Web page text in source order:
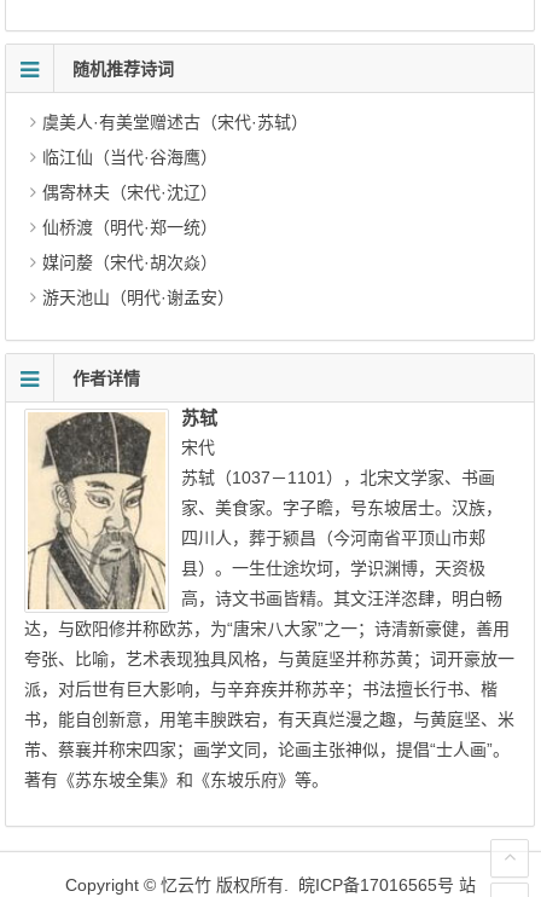
随机推荐诗词
虞美人·有美堂赠述古（宋代·苏轼）
临江仙（当代·谷海鹰）
偶寄林夫（宋代·沈辽）
仙桥渡（明代·郑一统）
媒问嫠（宋代·胡次焱）
游天池山（明代·谢孟安）
作者详情
苏轼
宋代
苏轼（1037－1101），北宋文学家、书画
家、美食家。字子瞻，号东坡居士。汉族，
四川人，葬于颍昌（今河南省平顶山市郏
县）。一生仕途坎坷，学识渊博，天资极
高，诗文书画皆精。其文汪洋恣肆，明白畅
达，与欧阳修并称欧苏，为“唐宋八大家”之一；诗清新豪健，善用
夸张、比喻，艺术表现独具风格，与黄庭坚并称苏黄；词开豪放一
派，对后世有巨大影响，与辛弃疾并称苏辛；书法擅长行书、楷
书，能自创新意，用笔丰腴跌宕，有天真烂漫之趣，与黄庭坚、米
芾、蔡襄并称宋四家；画学文同，论画主张神似，提倡“士人画”。
著有《苏东坡全集》和《东坡乐府》等。
Copyright © 忆云竹 版权所有. 皖ICP备17016565号 站